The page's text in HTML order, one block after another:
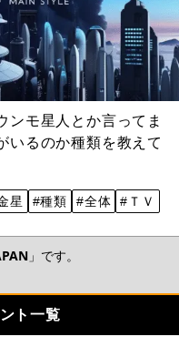
ンモ星人とか言ってま
いるのか種類を教えて
星 #種類 #全体 #ＴＶ
」です。
ト一覧